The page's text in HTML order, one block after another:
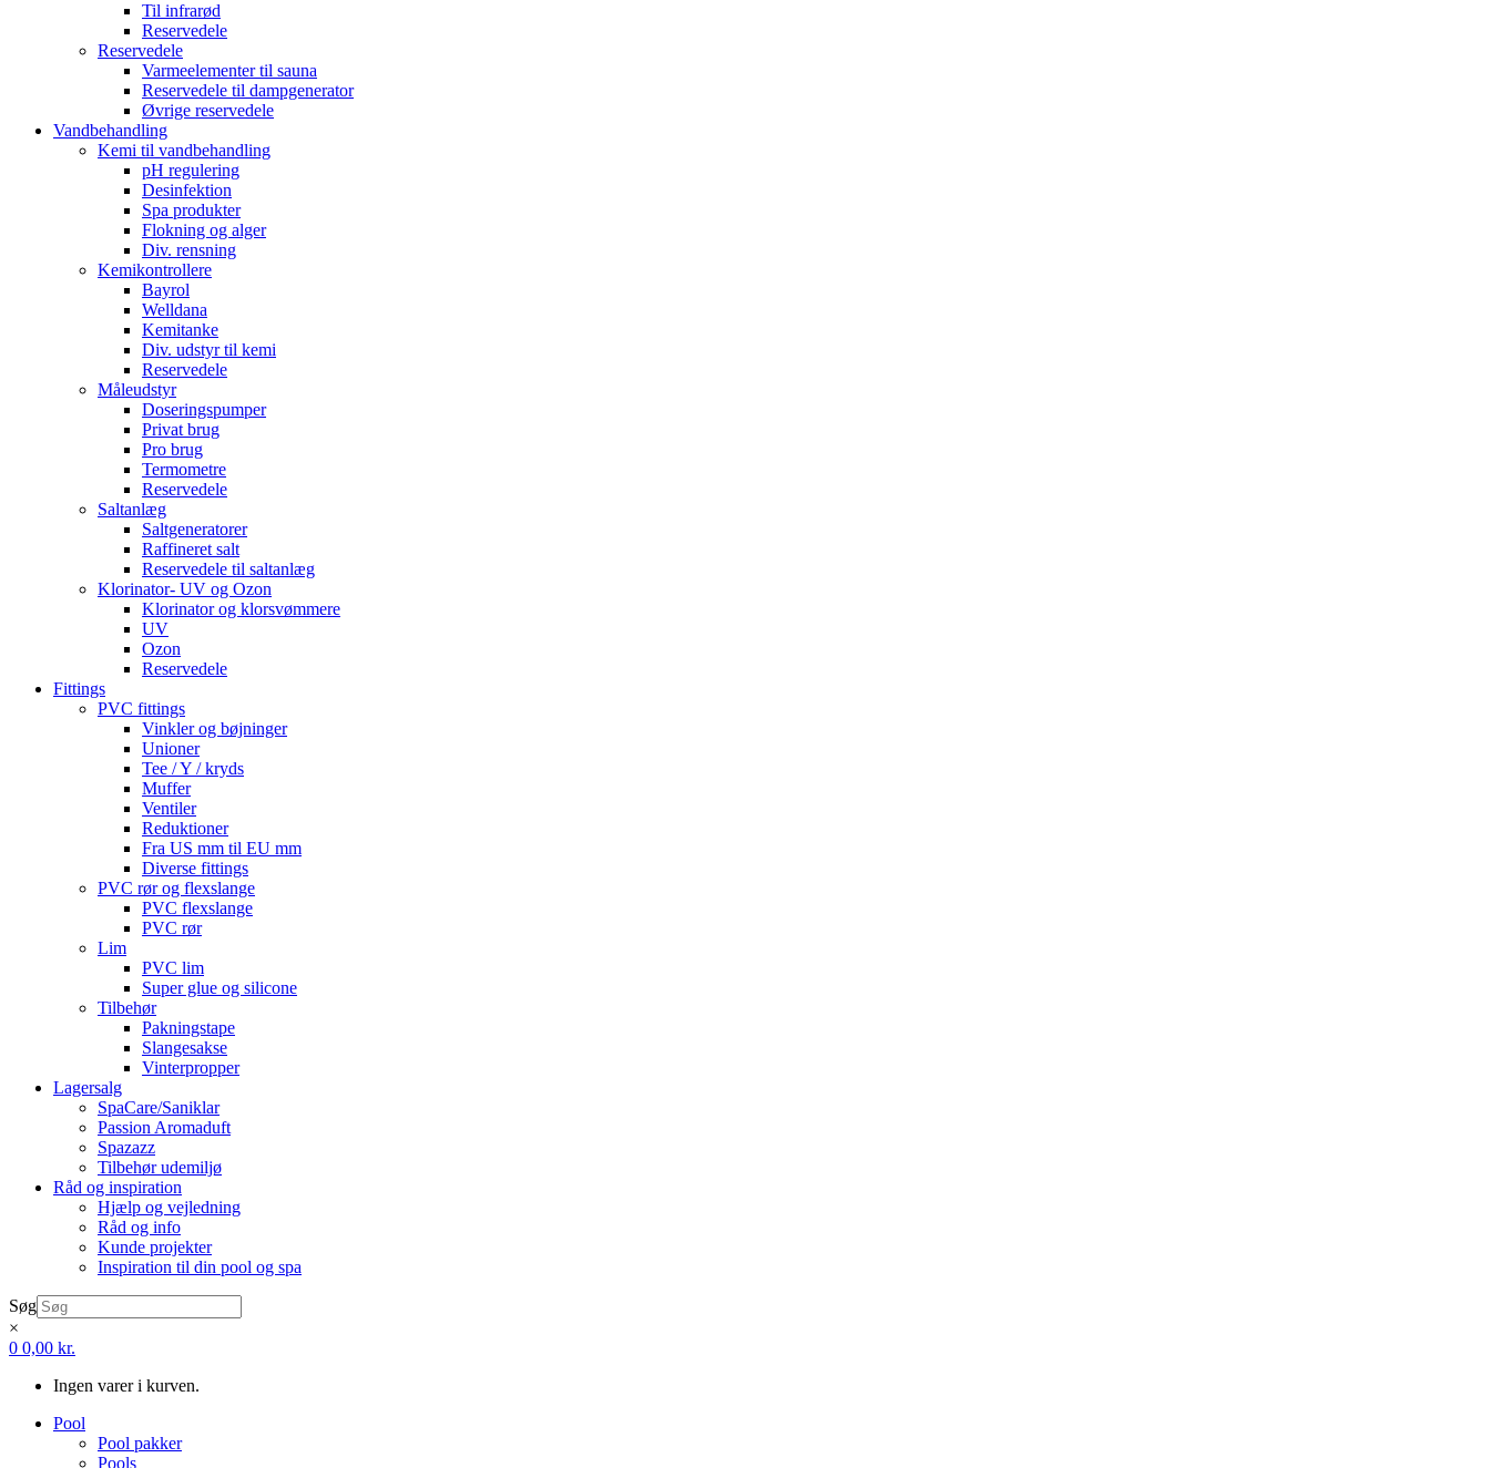
Til infrarød
Reservedele
Reservedele
Varmeelementer til sauna
Reservedele til dampgenerator
Øvrige reservedele
Vandbehandling
Kemi til vandbehandling
pH regulering
Desinfektion
Spa produkter
Flokning og alger
Div. rensning
Kemikontrollere
Bayrol
Welldana
Kemitanke
Div. udstyr til kemi
Reservedele
Måleudstyr
Doseringspumper
Privat brug
Pro brug
Termometre
Reservedele
Saltanlæg
Saltgeneratorer
Raffineret salt
Reservedele til saltanlæg
Klorinator- UV og Ozon
Klorinator og klorsvømmere
UV
Ozon
Reservedele
Fittings
PVC fittings
Vinkler og bøjninger
Unioner
Tee / Y / kryds
Muffer
Ventiler
Reduktioner
Fra US mm til EU mm
Diverse fittings
PVC rør og flexslange
PVC flexslange
PVC rør
Lim
PVC lim
Super glue og silicone
Tilbehør
Pakningstape
Slangesakse
Vinterpropper
Lagersalg
SpaCare/Saniklar
Passion Aromaduft
Spazazz
Tilbehør udemiljø
Råd og inspiration
Hjælp og vejledning
Råd og info
Kunde projekter
Inspiration til din pool og spa
Søg
×
0 0,00 kr.
Ingen varer i kurven.
Pool
Pool pakker
Pools